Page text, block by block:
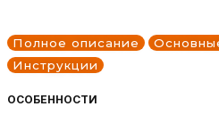
Полное описание
Инструкции
ОСОБЕННОСТИ